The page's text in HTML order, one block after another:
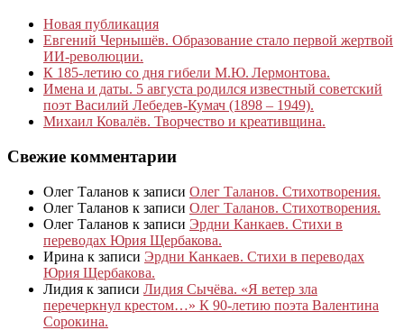
Новая публикация
Евгений Чернышёв. Образование стало первой жертвой
ИИ-революции.
К 185‑летию со дня гибели М.Ю. Лермонтова.
Имена и даты. 5 августа родился известный советский
поэт Василий Лебедев-Кумач (1898 – 1949).
Михаил Ковалёв. Творчество и креативщина.
Свежие комментарии
Олег Таланов к записи Олег Таланов. Стихотворения.
Олег Таланов к записи Олег Таланов. Стихотворения.
Олег Таланов к записи Эрдни Канкаев. Стихи в
переводах Юрия Щербакова.
Ирина к записи Эрдни Канкаев. Стихи в переводах
Юрия Щербакова.
Лидия к записи Лидия Сычёва. «Я ветер зла
перечеркнул крестом…» К 90-летию поэта Валентина
Сорокина.